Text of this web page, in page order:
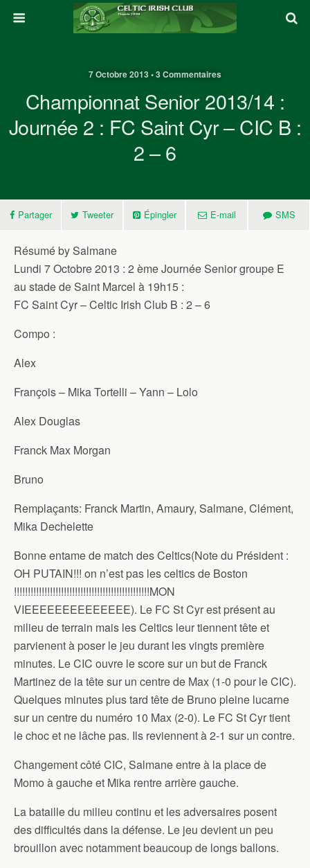
7 Octobre 2013 • 3 Commentaires
Championnat Senior 2013/14 :
Journée 2 : FC Saint Cyr – CIC B :
2 – 6
Partager Tweeter Épingler E-mail SMS
Résumé by Salmane
Lundi 7 Octobre 2013 : 2 ème Journée Senior groupe E
au stade de Saint Marcel à 19h15 :
FC Saint Cyr – Celtic Irish Club B : 2 – 6
Compo :
Alex
François – Mika Tortelli – Yann – Lolo
Alex Douglas
Franck Max Morgan
Bruno
Remplaçants: Franck Martin, Amaury, Salmane, Clément,
Mika Dechelette
Bonne entame de match des Celtics(Note du Président :
OH PUTAIN!!! on n’est pas les celtics de Boston
!!!!!!!!!!!!!!!!!!!!!!!!!!!!!!!!!!!!!!!!!!!!!!!!!MON
VIEEEEEEEEEEEEEE). Le FC St Cyr est présent au
milieu de terrain mais les Celtics leur tiennent tête et
parvienent à poser le jeu durant les vingts première
minutes. Le CIC ouvre le score sur un but de Franck
Martinez de la tête sur un centre de Max (1-0 pour le CIC).
Quelques minutes plus tard tête de Bruno pleine lucarne
sur un centre du numéro 10 Max (2-0). Le FC St Cyr tient
le choc et ne lâche pas. Ils reviennent à 2-1 sur un contre.
Changement côté CIC, Salmane entre à la place de
Momo à gauche et Mika rentre arrière gauche.
La bataille du milieu continu et les adversaires posent
des difficultés dans la défense. Le jeu devient un peu
brouillon avec notamment beaucoup de longs ballons.